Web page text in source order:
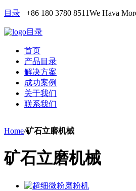
目录 +86 180 3780 8511We Hava
目录
首页
产品目录
解决方案
成功案例
关于我们
联系我们
Home/矿石立磨机械
矿石立磨机械